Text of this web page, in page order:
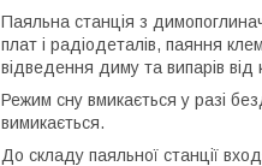
Паяльна станція з
плат і радіодеталів, паяння
відведення диму та випарів від
Режим сну вмикається у разі
вимикається.
До складу паяльної станції